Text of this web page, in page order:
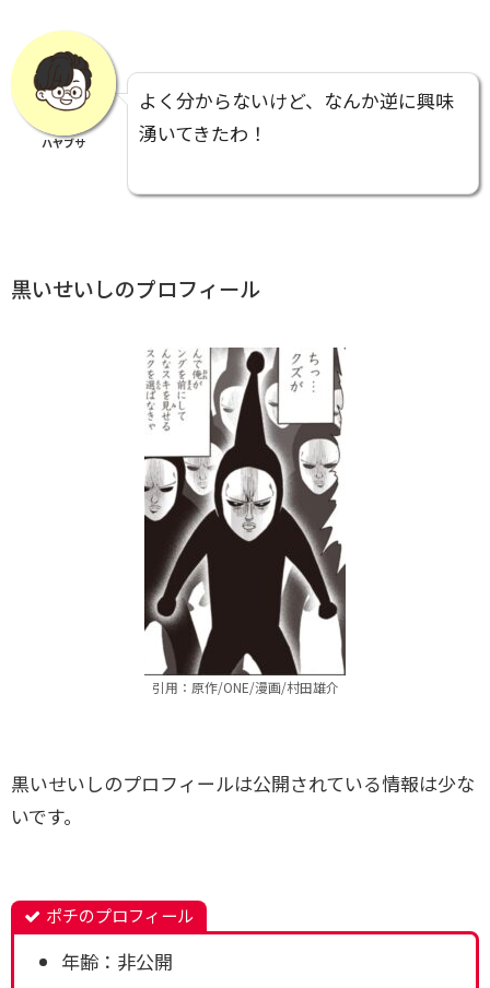
ハヤブサ
よく分からないけど、なんか逆に興味
湧いてきたわ！
黒いせいしのプロフィール
引用：原作/ONE/漫画/村田雄介
黒いせいしのプロフィールは公開されている情報は少な
いです。
ポチのプロフィール
年齢：非公開